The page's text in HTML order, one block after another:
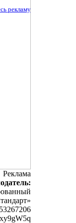
рекламу
Реклама